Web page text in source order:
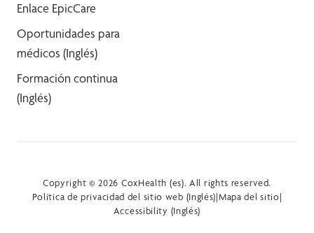
Enlace EpicCare
Oportunidades para
médicos (Inglés)
Formación continua
(Inglés)
Copyright © 2026 CoxHealth (es). All rights reserved.
Política de privacidad del sitio web (Inglés)|Mapa del sitio|
Accessibility (Inglés)